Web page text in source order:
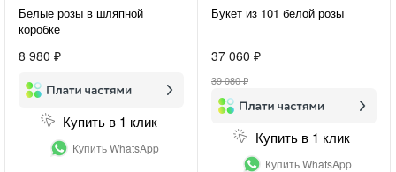
Белые розы в шляпной
коробке
8 980 ₽
Купить в 1 клик
Купить WhatsApp
Букет из 101 белой розы
37 060 ₽
39 080 ₽
Купить в 1 клик
Купить WhatsApp